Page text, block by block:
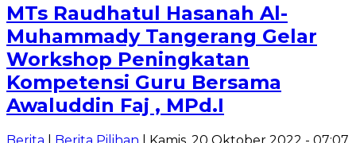
MTs Raudhatul Hasanah Al-
Muhammady Tangerang Gelar
Workshop Peningkatan
Kompetensi Guru Bersama
Awaluddin Faj , MPd.I
Berita Berita Pilihan | Kamis, 20 Oktober 2022 - 07:07